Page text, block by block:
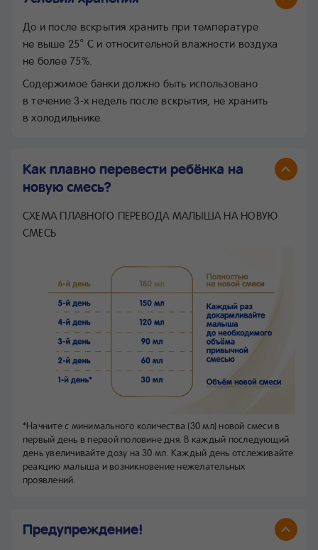
До и после вскрытия хранить при температуре
не выше 25° С и относительной влажности воздуха
не более 75%.
Содержимое банки должно быть использовано
в течение 3-х недель после вскрытия, не хранить
в холодильнике.
Как плавно перевести ребёнка на
новую смесь?
СХЕМА ПЛАВНОГО ПЕРЕВОДА МАЛЫША НА НОВУЮ
СМЕСЬ
*Начните с минимального количества (30 мл) новой смеси в
первый день в первой половине дня. В каждый последующий
день увеличивайте дозу на 30 мл. Каждый день отслеживайте
реакцию малыша и возникновение нежелательных
проявлений.
Предупреждение!